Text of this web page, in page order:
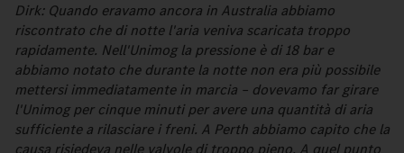
Dirk: Quando eravamo ancora in Australia abbiamo
riscontrato che di notte l'aria veniva scaricata troppo
rapidamente. Nell'Unimog la pressione è di 18 bar e
abbiamo notato che durante la notte non era più possibile
mettersi immediatamente in marcia – dovevamo far girare
l'Unimog per cinque minuti per avere una quantità di aria
sufficiente a rilasciare i freni. A Perth abbiamo capito che la
causa risiedeva nelle valvole di troppo pieno. A quel punto